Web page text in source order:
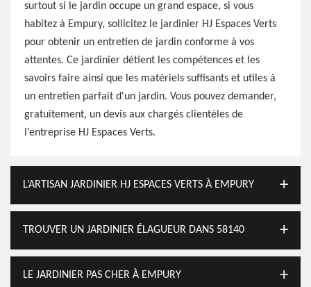
surtout si le jardin occupe un grand espace, si vous
habitez à Empury, sollicitez le jardinier HJ Espaces Verts
pour obtenir un entretien de jardin conforme à vos
attentes. Ce jardinier détient les compétences et les
savoirs faire ainsi que les matériels suffisants et utiles à
un entretien parfait d'un jardin. Vous pouvez demander,
gratuitement, un devis aux chargés clientèles de
l’entreprise HJ Espaces Verts.
L’ARTISAN JARDINIER HJ ESPACES VERTS À EMPURY
TROUVER UN JARDINIER ÉLAGUEUR DANS 58140
LE JARDINIER PAS CHER À EMPURY